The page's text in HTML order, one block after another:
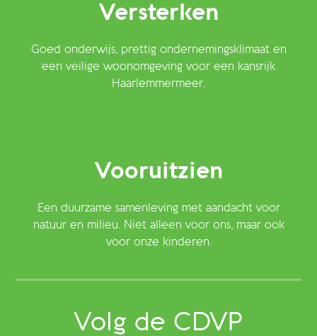
Versterken
Goed onderwijs, prettig ondernemingsklimaat en
een veilige woonomgeving voor een kansrijk
Haarlemmermeer.
Vooruitzien
Een duurzame samenleving met aandacht voor
natuur en milieu. Niet alleen voor ons, maar ook
voor onze kinderen.
Volg de CDVP